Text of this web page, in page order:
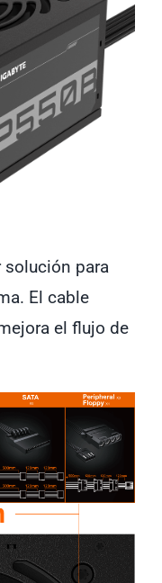
solución para
El cable
el flujo de